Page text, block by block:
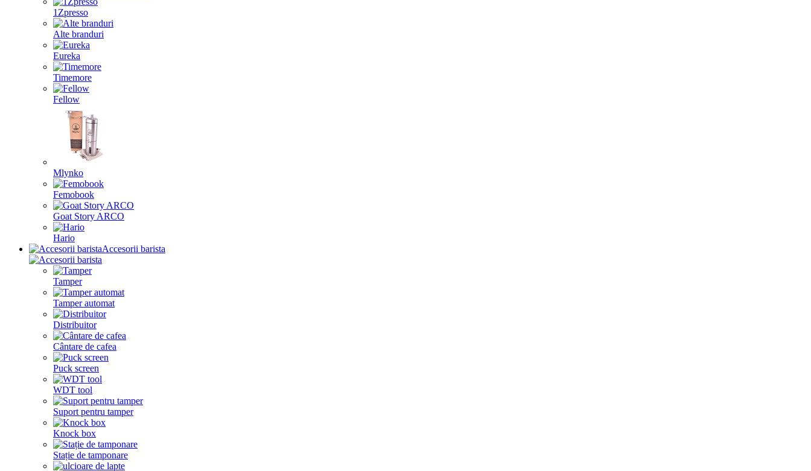
1Zpresso
Alte branduri
Eureka
Timemore
Fellow
Mlynko
Femobook
Goat Story ARCO
Hario
Accesorii barista
Tamper
Tamper automat
Distribuitor
Cântare de cafea
Puck screen
WDT tool
Suport pentru tamper
Knock box
Stație de tamponare